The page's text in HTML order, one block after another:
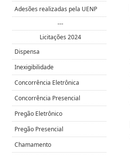
Adesões realizadas pela UENP
---
Licitações 2024
Dispensa
Inexigibilidade
Concorrência Eletrônica
Concorrência Presencial
Pregão Eletrônico
Pregão Presencial
Chamamento